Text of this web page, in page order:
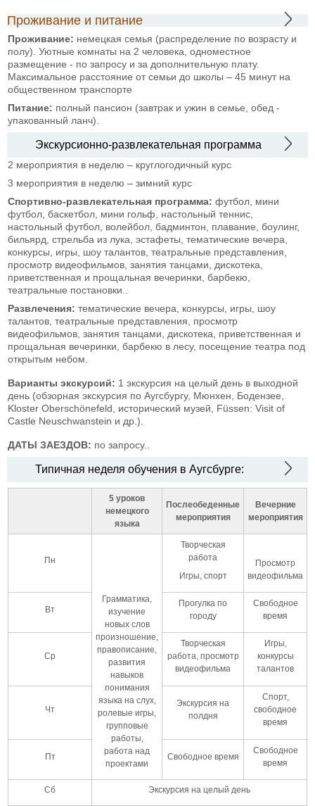
Проживание и питание
Проживание: немецкая семья (распределение по возрасту и
полу). Уютные комнаты на 2 человека, одноместное
размещение - по запросу и за дополнительную плату.
Максимальное расстояние от семьи до школы – 45 минут на
общественном транспорте
Питание: полный пансион (завтрак и ужин в семье, обед -
упакованный ланч).
Экскурсионно-развлекательная программа
2 мероприятия в неделю – круглогодичный курс
3 мероприятия в неделю – зимний курс
Спортивно-развлекательная программа: футбол, мини
футбол, баскетбол, мини гольф, настольный теннис,
настольный футбол, волейбол, бадминтон, плавание, боулинг,
бильярд, стрельба из лука, эстафеты, тематические вечера,
конкурсы, игры, шоу талантов, театральные представления,
просмотр видеофильмов, занятия танцами, дискотека,
приветственная и прощальная вечеринки, барбекю,
театральные постановки..
Развлечения: тематические вечера, конкурсы, игры, шоу
талантов, театральные представления, просмотр
видеофильмов, занятия танцами, дискотека, приветственная и
прощальная вечеринки, барбекю в лесу, посещение театра под
открытым небом.
Варианты экскурсий: 1 экскурсия на целый день в выходной
день (обзорная экскурсия по Аугсбургу, Мюнхен, Бодензее,
Kloster Oberschönefeld, исторический музей, Füssen: Visit of
Castle Neuschwanstein и др.).
ДАТЫ ЗАЕЗДОВ: по запросу..
Типичная неделя обучения в Аугсбурге:
5 уроков
немецкого
языка
Послеобеденные
мероприятия
Вечерние
мероприятия
Пн
Грамматика,
изучение
новых слов
произношение,
правописание,
развития
навыков
понимания
языка на слух,
ролевые игры,
групповые
работы,
работа над
проектами
Творческая
работа
Игры, спорт
Просмотр
видеофильма
Вт
Прогулка по
городу
Свободное
время
Ср
Творческая
работа, просмотр
видеофильма
Игры,
конкурсы
талантов
Чт
Экскурсия на
полдня
Спорт,
свободное
время
Пт Свободное время
Свободное
время
Сб Экскурсия на целый день